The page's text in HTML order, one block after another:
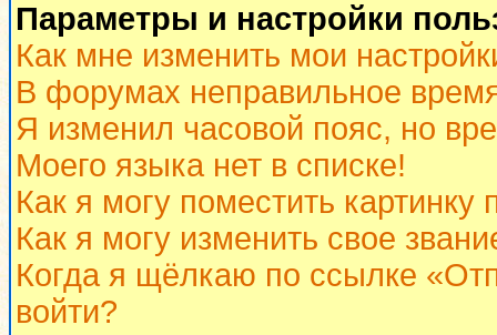
Параметры и настройки
Как мне изменить мои
В форумах неправильное
Я изменил часовой пояс, но
Моего языка нет в списке!
Как я могу поместить
Как я могу изменить свое
Когда я щёлкаю по ссылке
войти?